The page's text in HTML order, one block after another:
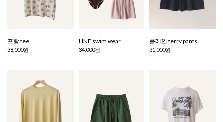
프랑 tee
38,000원
LINE swim wear
34,000원
플레인 terry pants
31,000원